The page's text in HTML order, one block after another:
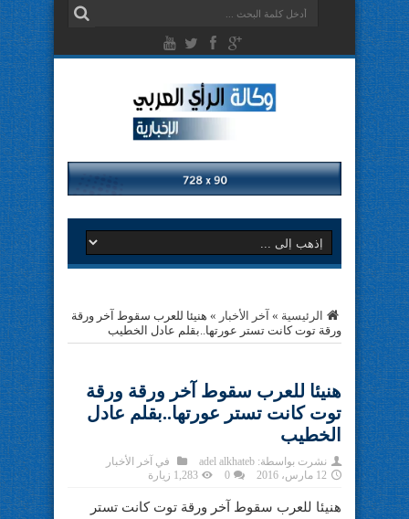
الرئيسية » آخر الأخبار » هنيئا للعرب سقوط آخر ورقة
ورقة توت كانت تستر عورتها..بقلم عادل الخطيب
هنيئا للعرب سقوط آخر ورقة ورقة
توت كانت تستر عورتها..بقلم عادل
الخطيب
نشرت بواسطة: adel alkhateb في آخر الأخبار
12 مارس، 2016
0 1,283 زيارة
هنيئا للعرب سقوط آخر ورقة توت كانت تستر